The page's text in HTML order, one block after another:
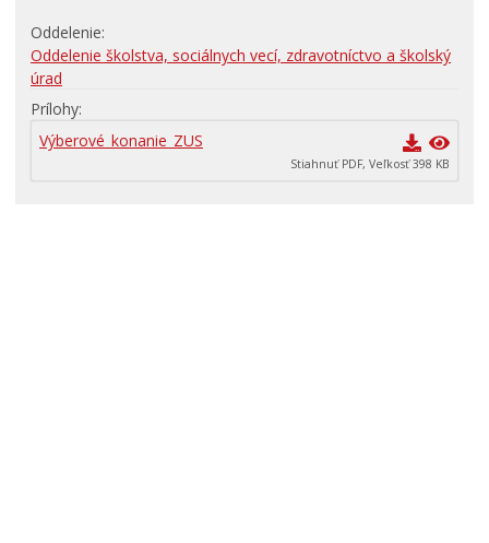
ŠKOLSTVO
Stavby, prenájmy a pozemky
Zamestnanie v samospráve
Životné prostredie a odpady
Oddelenie
Oddelenie školstva, sociálnych vecí, zdravotníctvo a školský
úrad
Prílohy
Výberové_konanie_ZUS
Stiahnuť PDF, Veľkosť 398 KB